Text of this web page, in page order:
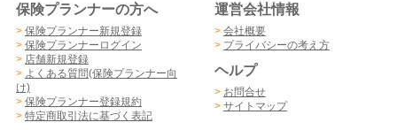
保険プランナーの方へ
> 保険プランナー新規登録
> 保険プランナーログイン
> 店舗新規登録
> よくある質問(保険プランナー向
け)
> 保険プランナー登録規約
> 特定商取引法に基づく表記
運営会社情報
> 会社概要
> プライバシーの考え方
ヘルプ
> お問合せ
> サイトマップ